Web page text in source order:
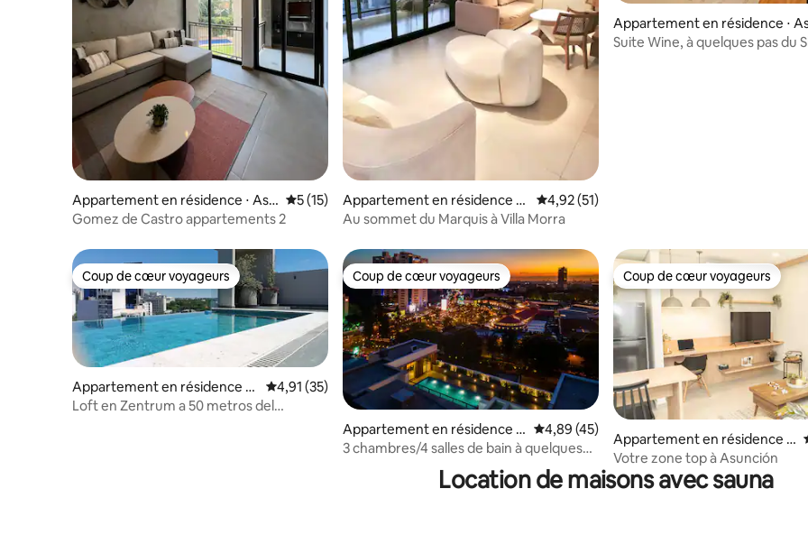
Appartement en résidence ⋅ Asu
nción
Évaluation moyenne sur la base de 15 commentaires : 5 sur 5
5 (15)
Gomez de Castro appartements 2
Appartement en résidence ⋅
Asunción
Évaluation moyenne sur la base de 51
4,92 (51)
Au sommet du Marquis à Villa Morra
Appartement en résidence ⋅
Suite Wine, à quelques pas du Shopping
Coup de cœur voyageurs
Coup de cœur voyageurs
Appartement en résidence ⋅
Asunción
Évaluation moyenne sur la base de 35 commentaires : 4,91 sur 5
4,91 (35)
Loft en Zentrum a 50 metros del
Coup de cœur voyageurs
Coup de cœur voyageurs
Appartement en résidence ⋅
Asunción
Évaluation moyenne sur la base de 45
4,89 (45)
3 chambres/4 salles de bain à quelques
Coup de cœur voyageurs
Coup de cœur voyageurs
Appartement en résidence ⋅
Asunción
Votre zone top à Asunción
Location de maisons avec sauna